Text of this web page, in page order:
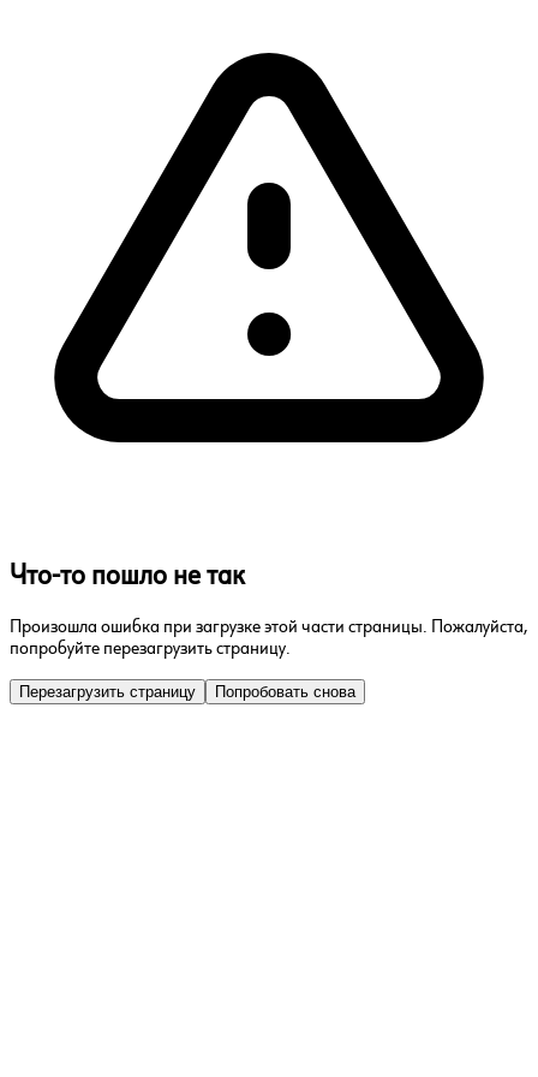
Что-то пошло не так
Произошла ошибка при загрузке этой части страницы. Пожалуйста,
попробуйте перезагрузить страницу.
Перезагрузить страницу Попробовать снова